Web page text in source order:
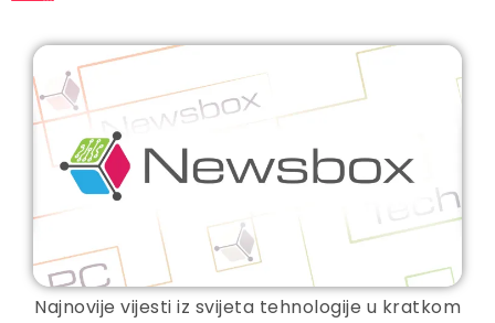
Najnovije vijesti iz svijeta tehnologije u kratkom